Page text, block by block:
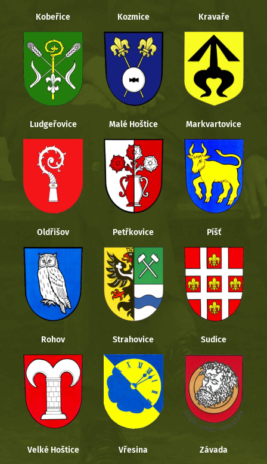
Kobeřice Kozmice Kravaře
Ludgeřovice Malé Hoštice Markvartovice
Oldřišov Petřkovice Píšť
Rohov Strahovice Sudice
Velké Hoštice Vřesina Závada